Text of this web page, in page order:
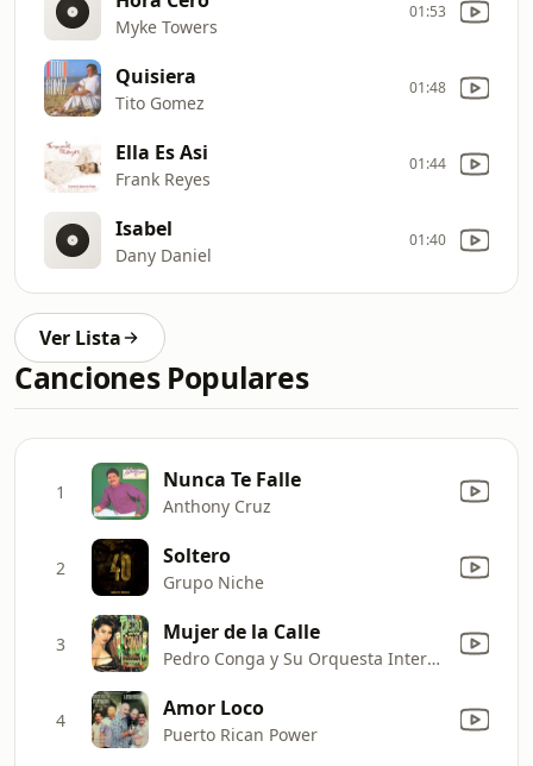
Myke Towers
01:53
Quisiera
Tito Gomez
01:48
Ella Es Asi
Frank Reyes
01:44
Isabel
Dany Daniel
01:40
Ver Lista
Canciones Populares
1 Nunca Te Falle
Anthony Cruz
2 Soltero
Grupo Niche
3 Mujer de la Calle
Pedro Conga y Su Orquesta Internacional
4 Amor Loco
Puerto Rican Power